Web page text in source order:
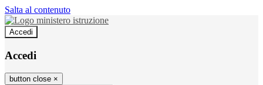
Salta al contenuto
Accedi
Accedi
button close ×